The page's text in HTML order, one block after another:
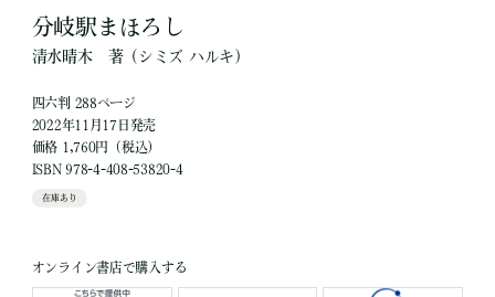
分岐駅まほろし
清水晴木 著（シミズ ハルキ）
四六判 288ページ
2022年11月17日発売
価格 1,760円（税込）
ISBN 978-4-408-53820-4
在庫あり
オンライン書店で購入する